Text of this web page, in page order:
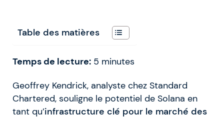
Table des matières
Temps de lecture: 5 minutes
Geoffrey Kendrick, analyste chez Standard
Chartered, souligne le potentiel de Solana en
tant qu’infrastructure clé pour le marché des